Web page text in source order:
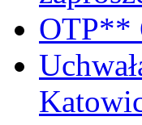
OTP**